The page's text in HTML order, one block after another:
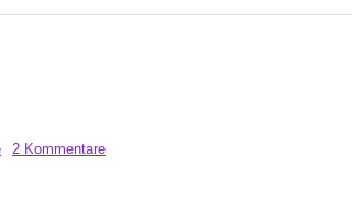
2 Kommentare